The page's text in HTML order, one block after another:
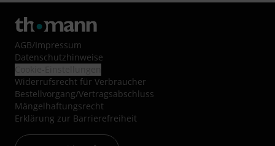
AGB/Impressum
Datenschutzhinweise
Widerrufsrecht für Verbraucher
Bestellvorgang/Vertragsabschluss
Mängelhaftungsrecht
Erklärung zur Barrierefreiheit